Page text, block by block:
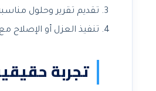
تقديم تقرير وحلول
تنفيذ العزل أو الإصلاح
تجربة